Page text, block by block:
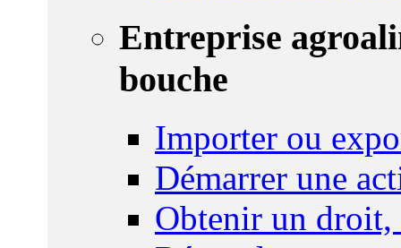
Entreprise
bouche
Importer ou
Démarrer une
Obtenir un droit,